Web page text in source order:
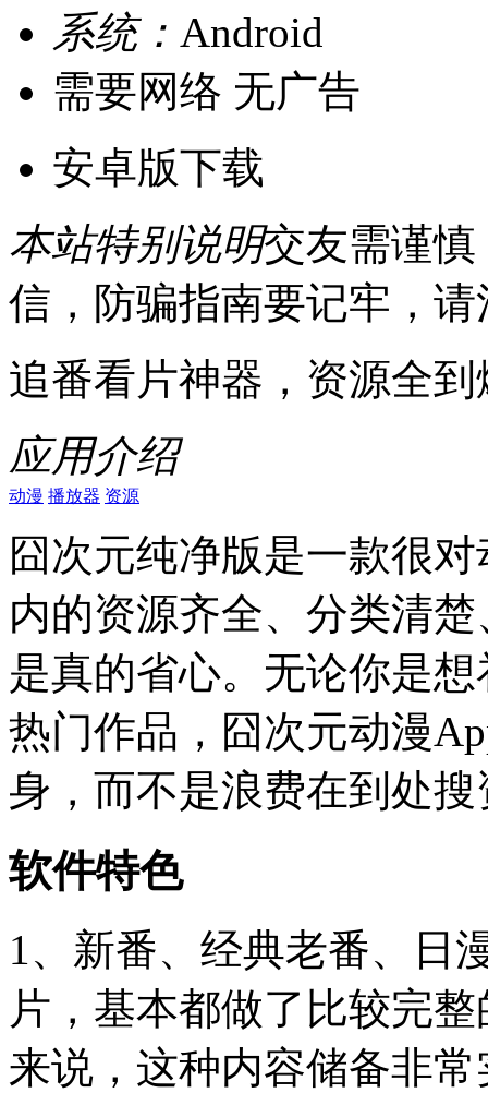
系统： Android
需要网络 无广告
安卓版下载
本站特别说明交友需谨
信，防骗指南要记牢，
追番看片神器，资源全到
应用介绍
动漫 播放器 资源
囧次元纯净版是一款很
内的资源齐全、分类清
是真的省心。无论你是
热门作品，囧次元动漫
身，而不是浪费在到处
软件特色
1、新番、经典老番、日
片，基本都做了比较完
来说，这种内容储备非